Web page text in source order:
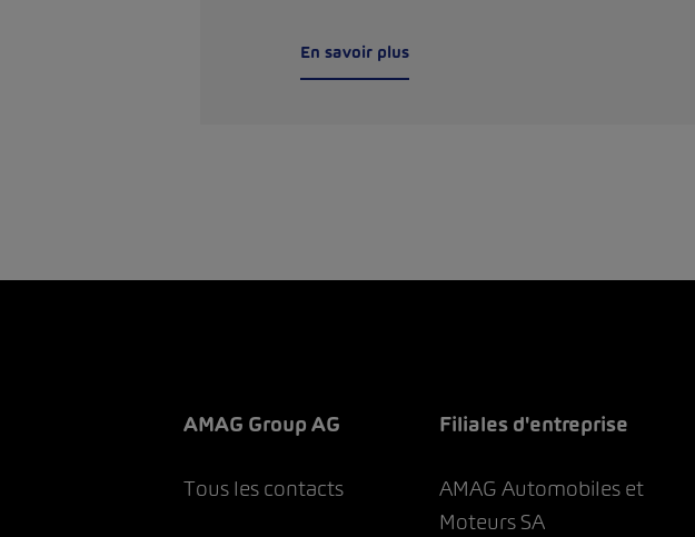
En savoir plus
AMAG Group AG
Tous les contacts
Filiales d'entreprise
AMAG Automobiles et
Moteurs SA